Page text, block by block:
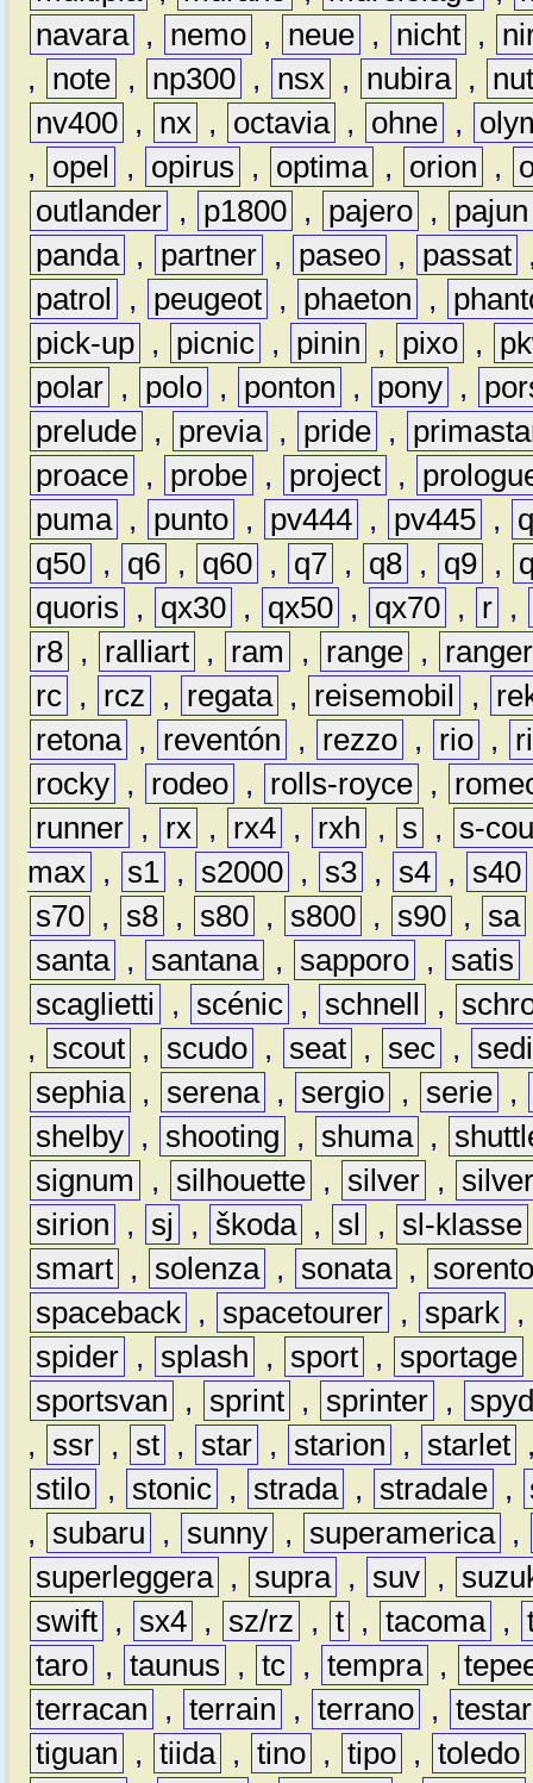
navara , nemo , neue , nicht ,
,
note , np300 , nsx , nubira ,
nv400 , nx , octavia , ohne ,
,
opel , opirus , optima , orion ,
outlander , p1800 , pajero ,
pajun
panda , partner , paseo , passat
patrol
, peugeot , phaeton ,
pick-up , picnic , pinin , pixo ,
polar , polo , ponton , pony ,
prelude , previa , pride ,
proace , probe , project ,
puma , punto , pv444 , pv445 ,
q50 , q6 , q60 , q7 , q8 , q9 ,
quoris
, qx30 , qx50 , qx70 , r ,
r8 , ralliart , ram , range ,
ranger
rc , rcz , regata , reisemobil ,
retona , reventón , rezzo , rio ,
rocky , rodeo , rolls-royce ,
runner , rx , rx4 , rxh , s ,
s-
max , s1 , s2000 , s3 , s4 , s40
s70 , s8 , s80 , s800 , s90 , sa
santa , santana , sapporo , satis
scaglietti
, scénic , schnell ,
,
scout , scudo , seat , sec ,
sephia , serena , sergio , serie ,
shelby , shooting , shuma ,
signum
, silhouette , silver ,
sirion
, sj , škoda , sl , sl-klasse
smart , solenza , sonata ,
spaceback , spacetourer , spark ,
spider , splash , sport , sportage
sportsvan
, sprint , sprinter ,
,
ssr , st , star , starion , starlet
stilo , stonic , strada , stradale ,
,
subaru , sunny , superamerica ,
superleggera , supra , suv ,
swift , sx4 , sz/rz , t , tacoma ,
taro , taunus , tc , tempra ,
terracan
, terrain , terrano ,
tiguan
, tiida , tino , tipo , toledo